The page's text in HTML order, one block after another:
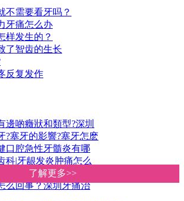
了解更多>>
了解更多>>
不需要看牙吗？
牙痛怎么办
样发生的？
了智齿的生长
反复发作
邊啲癥狀和類型?深圳
?塞牙的影響?塞牙怎麽
口腔急性牙髓炎有哪
科|牙龈发炎肿痛怎么
牙龈肿痛怎么办
么回事？深圳牙痛治